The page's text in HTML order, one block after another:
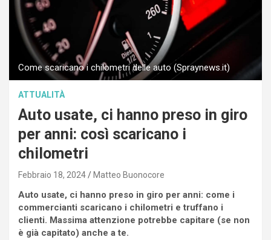
Come scaricano i chilometri delle auto (Spraynews.it)
ATTUALITÀ
Auto usate, ci hanno preso in giro
per anni: così scaricano i
chilometri
Febbraio 18, 2024 Matteo Buonocore
Auto usate, ci hanno preso in giro per anni: come i
commercianti scaricano i chilometri e truffano i
clienti. Massima attenzione potrebbe capitare (se non
è già capitato) anche a te.